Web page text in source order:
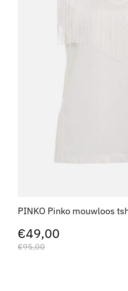
PINKO Pinko mouwloos
€49,00
€95,00